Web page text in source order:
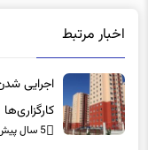
اخبار مرتبط
کارگزاری‌ها
5 سال پیش